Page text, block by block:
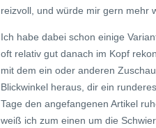
reizvoll, und würde mir gern mehr
Ich habe dabei schon einige
oft relativ gut danach im Kopf
mit dem ein oder anderen
Blickwinkel heraus, dir ein
Tage den angefangenen Artikel
weiß ich zum einen um die